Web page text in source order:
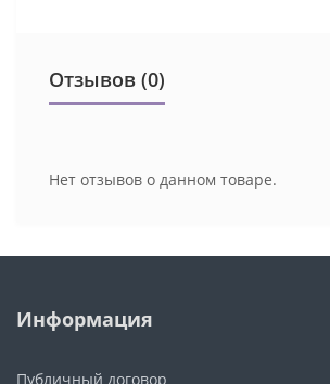
Отзывов (0)
Нет отзывов о данном товаре.
Информация
Публичный договор